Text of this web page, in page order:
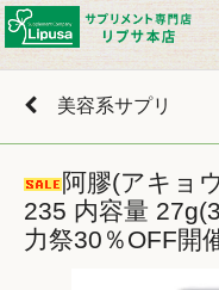
美容系サプリ
阿膠(アキョ
235 内容量
力祭30％OFF開